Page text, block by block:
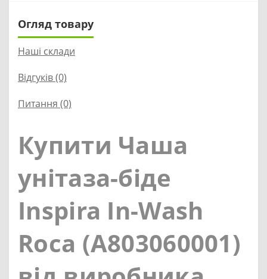
Огляд товару
Наші склади
Відгуків (0)
Питання (0)
Купити Чаша
унітаза-біде
Inspira In-Wash
Roca (A803060001)